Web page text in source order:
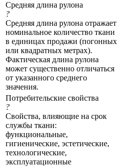
Средняя длина рулона
?
Средняя длина рулона отражает
номинальное количество ткани
в единицах продажи (погонных
или квадратных метрах).
Фактическая длина рулона
может существенно отличаться
от указанного среднего
значения.
Потребительские свойства
?
Свойства, влияющие на срок
службы ткани:
функциональные,
гигиенические, эстетические,
технологические,
эксплуатационные